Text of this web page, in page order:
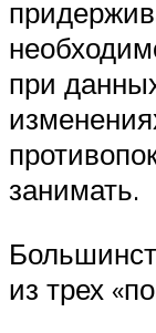
при
занимать.
из трех